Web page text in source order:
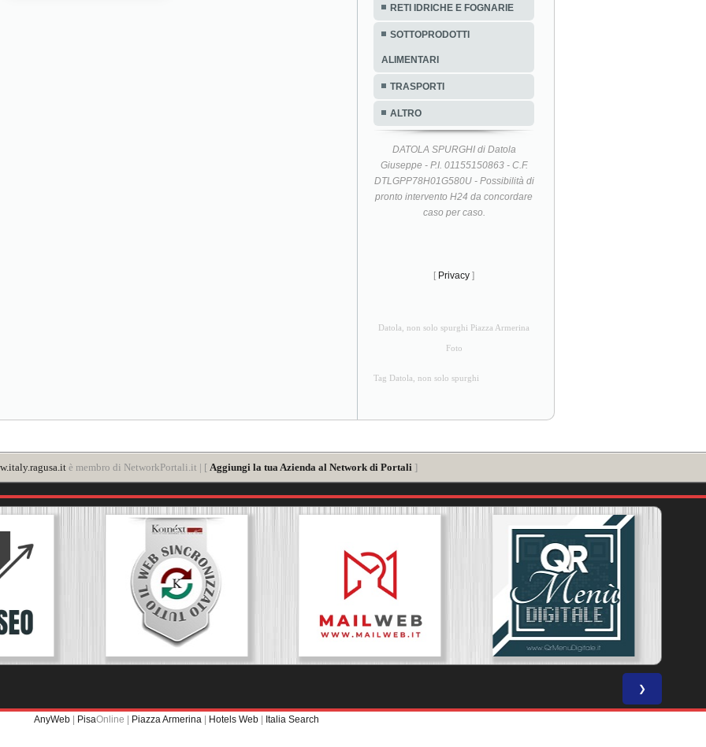
RETI IDRICHE E FOGNARIE
SOTTOPRODOTTI
ALIMENTARI
TRASPORTI
ALTRO
DATOLA SPURGHI di Datola
Giuseppe - P.I. 01155150863 - C.F.
DTLGPP78H01G580U - Possibilità di
pronto intervento H24 da concordare
caso per caso.
[ Privacy ]
Datola, non solo spurghi Piazza Armerina
Foto
Tag Datola, non solo spurghi
è membro di NetworkPortali.it | [ Aggiungi la tua Azienda al Network di Portali ]
❯
AnyWeb | PisaOnline | Piazza Armerina | Hotels Web | Italia Search